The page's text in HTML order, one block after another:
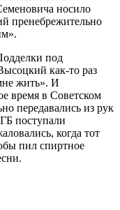
носило
пренебрежительно
под
как-то раз
жить». И
время в Советском
передавались из рук
поступали
когда тот
пил спиртное